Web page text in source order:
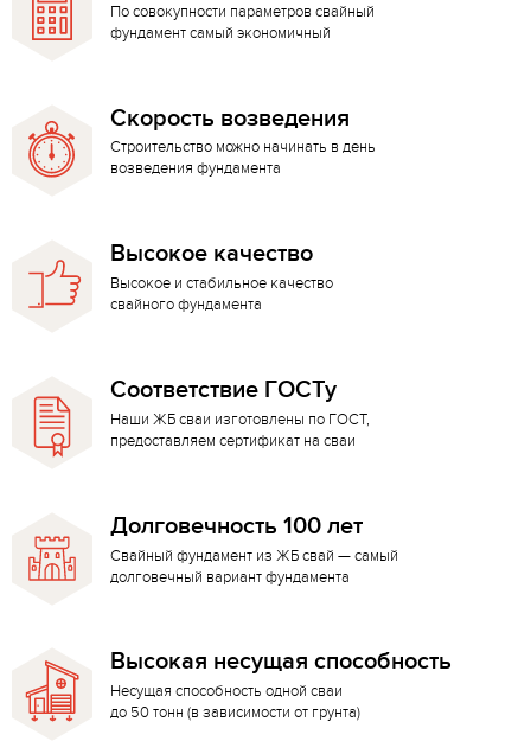
По совокупности параметров свайный
фундамент самый экономичный
Скорость возведения
Строительство можно начинать в день
возведения фундамента
Высокое качество
Высокое и стабильное качество
свайного фундамента
Соответствие ГОСТу
Наши ЖБ сваи изготовлены по ГОСТ,
предоставляем сертификат на сваи
Долговечность 100 лет
Свайный фундамент из ЖБ свай — самый
долговечный вариант фундамента
Высокая несущая способность
Несущая способность одной сваи
до 50 тонн (в зависимости от грунта)